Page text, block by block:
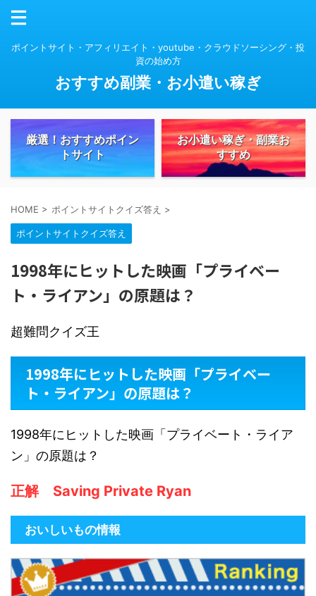
ポイントサイト・アフィリエイト・youtube・クラウドソーシング・投
資の始め方
おすすめ副業・お小遣い稼ぎ
厳選！おすすめポイン
トサイト
お小遣い稼ぎ・副業お
すすめ
HOME > ポイントサイトクイズ答え >
ポイントサイトクイズ答え
1998年にヒットした映画「プライベー
ト・ライアン」の原題は？
超難問クイズ王
1998年にヒットした映画「プライベー
ト・ライアン」の原題は？
1998年にヒットした映画「プライベート・ライア
ン」の原題は？
正解 Saving Private Ryan
おいしいもの情報